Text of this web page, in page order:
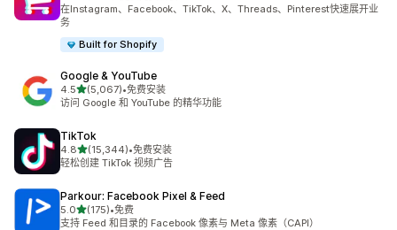
在Instagram、Facebook、TikTok、X、Threads、Pinterest快速展开业
务
Built for Shopify
Google & YouTube
4.5星（满分 5 星）
(5,067)
总共 5067 条评论
•免费安装
访问 Google 和 YouTube 的精华功能
TikTok
4.8星（满分 5 星）
(15,344)
总共 15344 条评论
•免费安装
轻松创建 TikTok 视频广告
Parkour: Facebook Pixel & Feed
5.0星（满分 5 星）
(175)
总共 175 条评论
•免费
支持 Feed 和目录的 Facebook 像素与 Meta 像素（CAPI）